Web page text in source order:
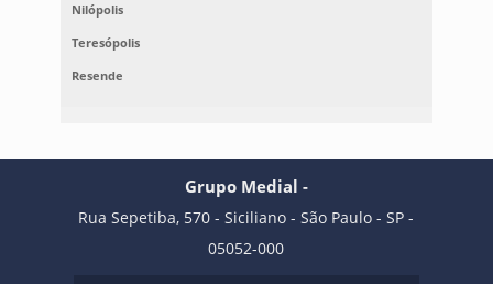
Nilópolis
Teresópolis
Resende
Grupo Medial -
Rua Sepetiba, 570 - Siciliano - São Paulo - SP -
05052-000